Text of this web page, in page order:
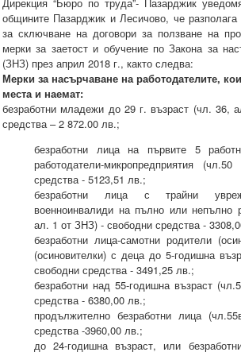
Дирекция “Бюро по труда”- Пазарджик
общините Пазарджик и Лесичово, че
за сключване на договори за ползване на
мерки за заетост и обучение по Закона за
(ЗНЗ) през април 2018 г., както следва:
Мерки за насърчаване на работодателите,
места и наемат:
безработни младежи до 29 г. възраст (чл. 36,
средства – 2 872.00 лв.;
безработни лица на първите 5
работодатели-микропредприятия
средства - 5123,51 лв.;
безработни лица с трайни
военноинвалиди на пълно или непълно
ал. 1 от ЗНЗ) - свободни средства -
безработни лица-самотни родители
(осиновителки) с деца до 5-годишна
свободни средства - 3491,25 лв.;
безработни над 55-годишна възраст
средства - 6380,00 лв.;
продължително безработни лица
средства -3960,00 лв.;
до 24-годишна възраст, или